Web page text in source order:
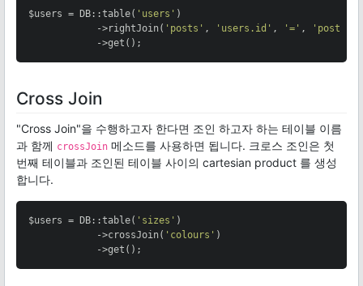
$users = DB::table( 'users' )
            ->rightJoin(
'posts' , 'users.id' , '=' ,
            ->get();
Cross Join
"Cross Join"을 수행하고자 한다면 조인 하고자 하는 테이블 이름
과 함께 crossJoin 메소드를 사용하면 됩니다. 크로스 조인은 첫
번째 테이블과 조인된 테이블 사이의 cartesian product 를 생성
합니다.
$users = DB::table( 'sizes' )
            ->crossJoin(
'colours' )
            ->get();